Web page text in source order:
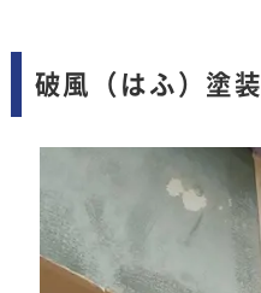
破風（はふ）塗装